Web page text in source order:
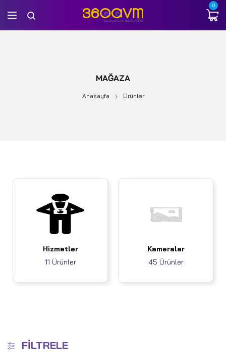
0
MAĞAZA
Anasayfa Ürünler
Hizmetler
11 Ürünler
Kameralar
45 Ürünler
FILTRELE